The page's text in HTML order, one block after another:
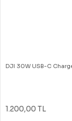
DJI 30W USB-C
1.200,00 TL